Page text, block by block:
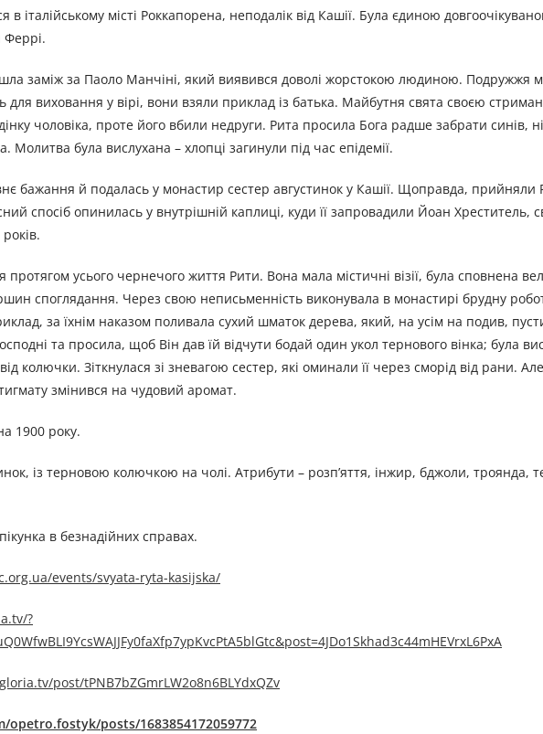
в італійському місті Роккапорена, неподалік від Кашії. Була єдиною
Феррі.
заміж за Паоло Манчіні, який виявився доволі жорстокою людиною. Подружжя
для виховання у вірі, вони взяли приклад із батька. Майбутня свята своєю
чоловіка, проте його вбили недруги. Рита просила Бога радше забрати синів,
Молитва була вислухана – хлопці загинули під час епідемії.
бажання й подалась у монастир сестер августинок у Кашії. Щоправда, прийняли
спосіб опинилась у внутрішній каплиці, куди її запровадили Йоан Хреститель,
усього чернечого життя Рити. Вона мала містичні візії, була сповнена
споглядання. Через свою неписьменність виконувала в монастирі брудну
за їхнім наказом поливала сухий шматок дерева, який, на усім на подив,
та просила, щоб Він дав їй відчути бодай один укол тернового вінка; була
колючки. Зіткнулася зі зневагою сестер, які оминали її через сморід від рани.
змінився на чудовий аромат.
1900 року.
із терновою колючкою на чолі. Атрибути – розп’яття, інжир, бджоли, троянда,
в безнадійних справах.
events/svyata-ryta-kasijska/
?
post/tPNB7bZGmrLW2o8n6BLYdxQZv
opetro.fostyk/posts/1683854172059772